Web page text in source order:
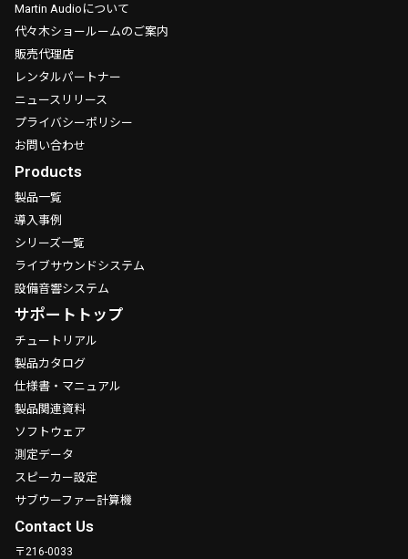
Martin Audioについて
代々木ショールームのご案内
販売代理店
レンタルパートナー
ニュースリリース
プライバシーポリシー
お問い合わせ
Products
製品一覧
導入事例
シリーズ一覧
ライブサウンドシステム
設備音響システム
サポートトップ
チュートリアル
製品カタログ
仕様書・マニュアル
製品関連資料
ソフトウェア
測定データ
スピーカー設定
サブウーファー計算機
Contact Us
〒216-0033